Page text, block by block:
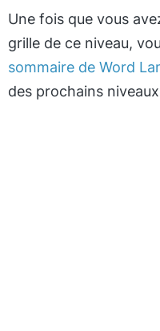
Une fois que vous
grille de ce niveau,
sommaire de Word
des prochains